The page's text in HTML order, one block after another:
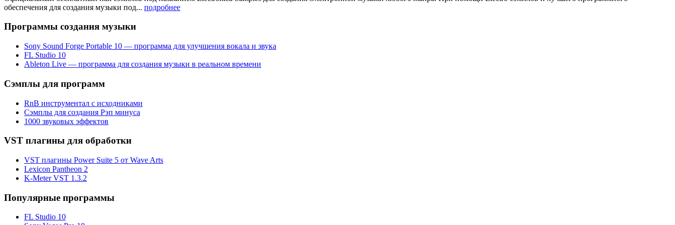
обеспечения для создания музыки под... подробнее
Программы создания музыки
Sony Sound Forge Portable 10 — программа для улучшения вокала и звука
FL Studio 10
Ableton Live — программа для создания музыки в реальном времени
Сэмплы для программ
RnB инструментал с исходниками
Сэмплы для создания Рэп минуса
1000 звуковых эффектов
VST плагины для обработки
VST плагины Power Suite 5 от Wave Arts
Lexicon Pantheon 2
K-Meter VST 1.3.2
Популярные программы
FL Studio 10